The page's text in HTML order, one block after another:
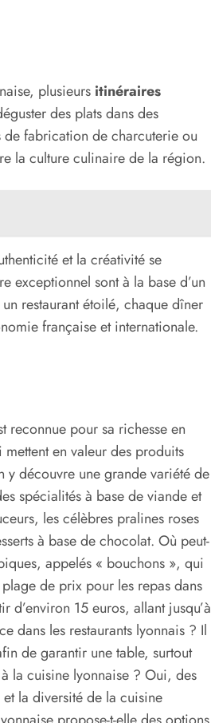
plusieurs itinéraires
des plats dans des
de fabrication de charcuterie ou
la culture culinaire de la région.
et la créativité se
exceptionnel sont à la base d’un
restaurant étoilé, chaque dîner
française et internationale.
reconnue pour sa richesse en
mettent en valeur des produits
y découvre une grande variété de
spécialités à base de viande et
les célèbres pralines roses
à base de chocolat. Où peut-
appelés « bouchons », qui
de prix pour les repas dans
d’environ 15 euros, allant jusqu’à
dans les restaurants lyonnais ? Il
de garantir une table, surtout
la cuisine lyonnaise ? Oui, des
la diversité de la cuisine